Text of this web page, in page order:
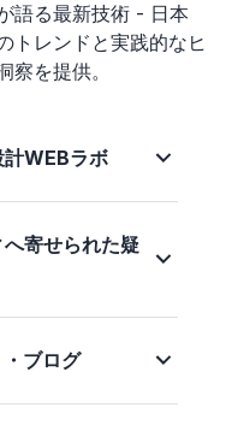
語る最新技術 - 日本
トレンドと実践的なヒ
を提供。
計WEBラボ
寄せられた疑
ブログ